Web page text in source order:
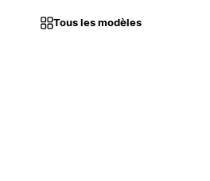
Tous les modèles